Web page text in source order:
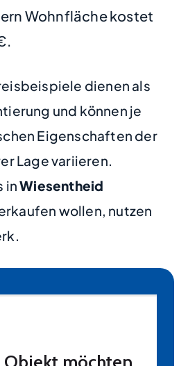
Wohnfläche kostet
dienen als
und können je
Eigenschaften der
Lage variieren.
inWiesentheid
wollen, nutzen